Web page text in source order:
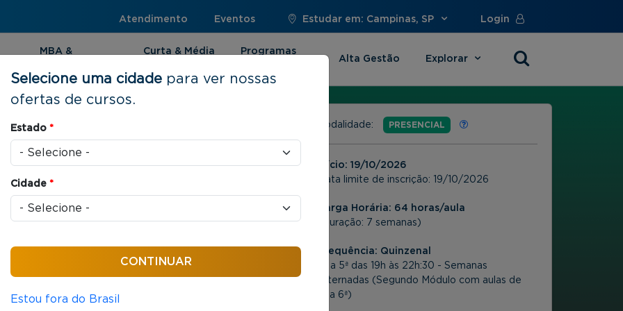
Atendimento Eventos Estudar em: Campinas, SP Login
MBA &
Curta & Média
Programas
Alta Gestão Explorar
Modalidade: PRESENCIAL
Início: 19/10/2026
Data limite de inscrição: 19/10/2026
Carga Horária: 64 horas/aula
(Duração: 7 semanas)
Frequência: Quinzenal
2ª a 5ª das 19h às 22h:30 - Semanas
Alternadas (Segundo Módulo com aulas de
3ª a 6ª)
de Líderes
Selecione uma cidade para ver nossas
ofertas de cursos.
Estado *
Cidade *
Estou fora do Brasil